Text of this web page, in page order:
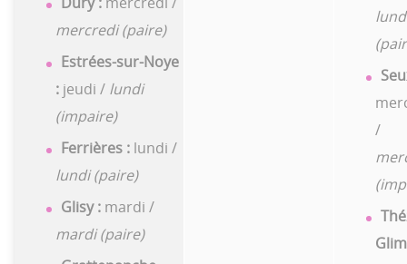
mercredi (paire)
Estrées-sur-Noye
: jeudi / lundi
(impaire)
Ferrières : lundi /
lundi (paire)
Glisy : mardi /
mardi (paire)
/